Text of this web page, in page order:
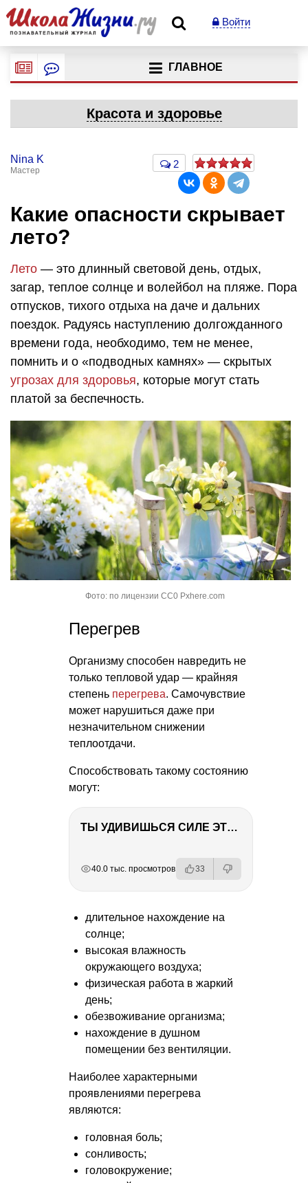
Войти
ГЛАВНОЕ
Красота и здоровье
Nina K
Мастер
2
Какие опасности скрывает
лето?
Лето — это длинный световой день, отдых,
загар, теплое солнце и волейбол на пляже. Пора
отпусков, тихого отдыха на даче и дальних
поездок. Радуясь наступлению долгожданного
времени года, необходимо, тем не менее,
помнить и о «подводных камнях» — скрытых
угрозах для здоровья, которые могут стать
платой за беспечность.
Фото: по лицензии CC0 Pxhere.com
Перегрев
Организму способен навредить не
только тепловой удар — крайняя
степень перегрева. Самочувствие
может нарушиться даже при
незначительном снижении
теплоотдачи.
Способствовать такому состоянию
могут:
ТЫ УДИВИШЬСЯ СИЛЕ ЭТО ЧЕЛОВЕКА! Блог о нашей поездке в Вышний Волочек
40.0 тыс. просмотров 33
длительное нахождение на
солнце;
высокая влажность
окружающего воздуха;
физическая работа в жаркий
день;
обезвоживание организма;
нахождение в душном
помещении без вентиляции.
Наиболее характерными
проявлениями перегрева
являются:
головная боль;
сонливость;
головокружение;